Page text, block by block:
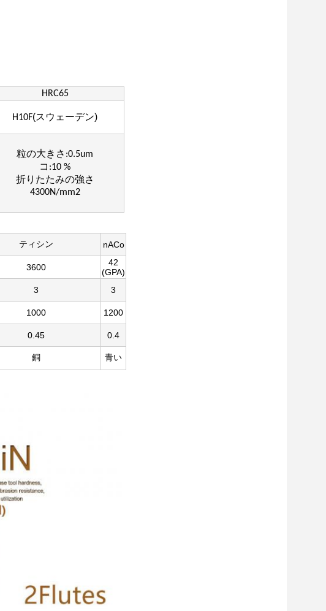
HRC65
H10F(スウェーデン)
粒の大きさ:0.5um
コ:10 %
折りたたみの強さ
4300N/mm2
ティシン nACo
3600
42
(GPA)
3 3
1000 1200
0.45 0.4
銅 青い